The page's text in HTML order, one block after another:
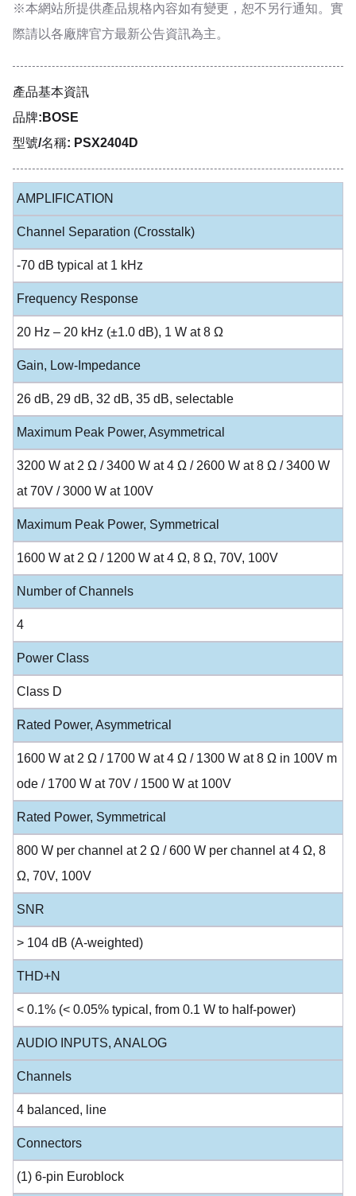
※本網站所提供產品規格內容如有變更，恕不另行通知。實
際請以各廠牌官方最新公告資訊為主。
產品基本資訊
品牌:BOSE
型號/名稱: PSX2404D
AMPLIFICATION
Channel Separation (Crosstalk)
-70 dB typical at 1 kHz
Frequency Response
20 Hz – 20 kHz (±1.0 dB), 1 W at 8 Ω
Gain, Low-Impedance
26 dB, 29 dB, 32 dB, 35 dB, selectable
Maximum Peak Power, Asymmetrical
3200 W at 2 Ω / 3400 W at 4 Ω / 2600 W at 8 Ω / 3400 W
at 70V / 3000 W at 100V
Maximum Peak Power, Symmetrical
1600 W at 2 Ω / 1200 W at 4 Ω, 8 Ω, 70V, 100V
Number of Channels
4
Power Class
Class D
Rated Power, Asymmetrical
1600 W at 2 Ω / 1700 W at 4 Ω / 1300 W at 8 Ω in 100V m
ode / 1700 W at 70V / 1500 W at 100V
Rated Power, Symmetrical
800 W per channel at 2 Ω / 600 W per channel at 4 Ω, 8
Ω, 70V, 100V
SNR
> 104 dB (A-weighted)
THD+N
< 0.1% (< 0.05% typical, from 0.1 W to half-power)
AUDIO INPUTS, ANALOG
Channels
4 balanced, line
Connectors
(1) 6-pin Euroblock